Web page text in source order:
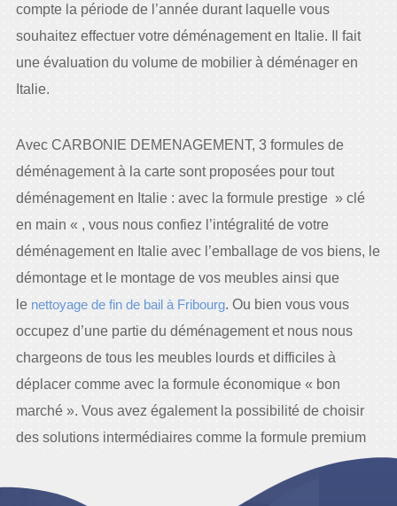
compte la période de l’année durant laquelle vous
souhaitez effectuer votre déménagement en Italie. Il fait
une évaluation du volume de mobilier à déménager en
Italie.
Avec CARBONIE DEMENAGEMENT, 3 formules de
déménagement à la carte sont proposées pour tout
déménagement en Italie : avec la formule prestige » clé
en main « , vous nous confiez l’intégralité de votre
déménagement en Italie avec l’emballage de vos biens, le
démontage et le montage de vos meubles ainsi que
le nettoyage de fin de bail à Fribourg. Ou bien vous vous
occupez d’une partie du déménagement et nous nous
chargeons de tous les meubles lourds et difficiles à
déplacer comme avec la formule économique « bon
marché ». Vous avez également la possibilité de choisir
des solutions intermédiaires comme la formule premium